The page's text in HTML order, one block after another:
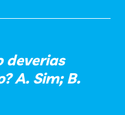
deverias
A. Sim; B.